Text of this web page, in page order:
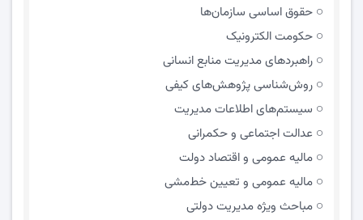
حقوق اساسی سازمان‌ها
حکومت الکترونیک
راهبردهای مدیریت منابع انسانی
روش‌شناسی پژوهش‌های کیفی
سیستم‌های اطلاعات مدیریت
عدالت اجتماعی و حکمرانی
مالیه عمومی و اقتصاد دولت
مالیه عمومی و تعیین خط‌مشی
مباحث ویژه مدیریت دولتی